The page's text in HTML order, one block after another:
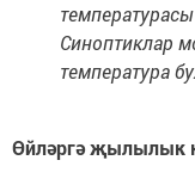
Синоптиклар
температура
Өйләргә җылылык